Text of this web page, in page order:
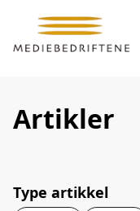
Artikler
Type artikkel